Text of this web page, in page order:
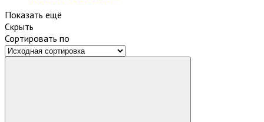
Показать ещё
Скрыть
Сортировать по